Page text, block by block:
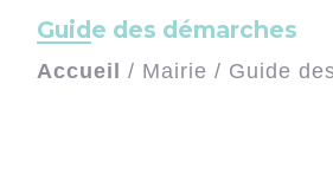
Guide des démarches
Accueil / Mairie / Guide